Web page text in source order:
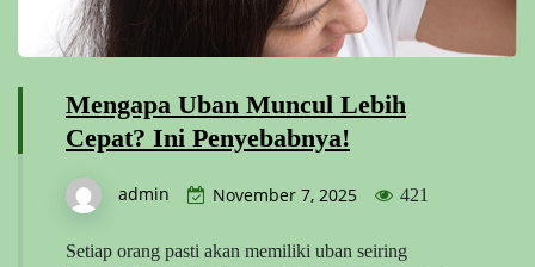
Mengapa Uban Muncul Lebih
Cepat? Ini Penyebabnya!
admin November 7, 2025 421
Setiap orang pasti akan memiliki uban seiring